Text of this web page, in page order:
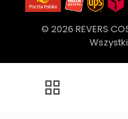
© 2026 REVERS